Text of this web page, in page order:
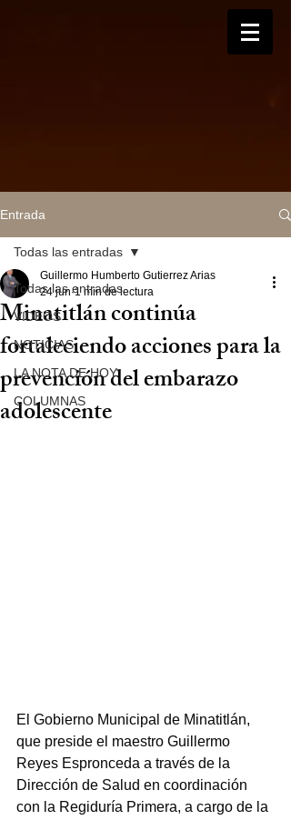
Entrada
Todas las entradas
VIDEOS
NOTICIAS
LA NOTA DE HOY
COLUMNAS
Todas las entradas
Minatitlán continúa
fortaleciendo acciones para la
prevención del embarazo
adolescente
Guillermo Humberto Gutierrez Arias
24 jun 1 min de lectura
El Gobierno Municipal de Minatitlán,
que preside el maestro Guillermo
Reyes Espronceda a través de la
Dirección de Salud en coordinación
con la Regiduría Primera, a cargo de la